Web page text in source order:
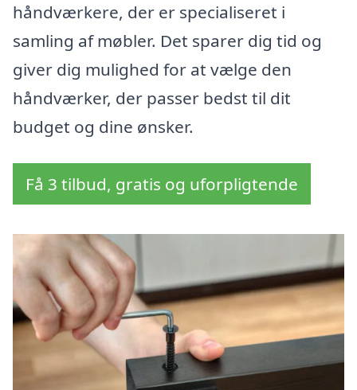
håndværkere, der er specialiseret i
samling af møbler. Det sparer dig tid og
giver dig mulighed for at vælge den
håndværker, der passer bedst til dit
budget og dine ønsker.
Få 3 tilbud, gratis og uforpligtende